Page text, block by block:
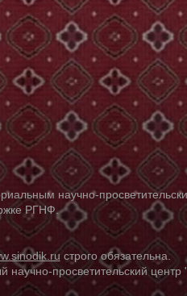
научно-
РГНФ.
строго обязательна.
просветительский центр